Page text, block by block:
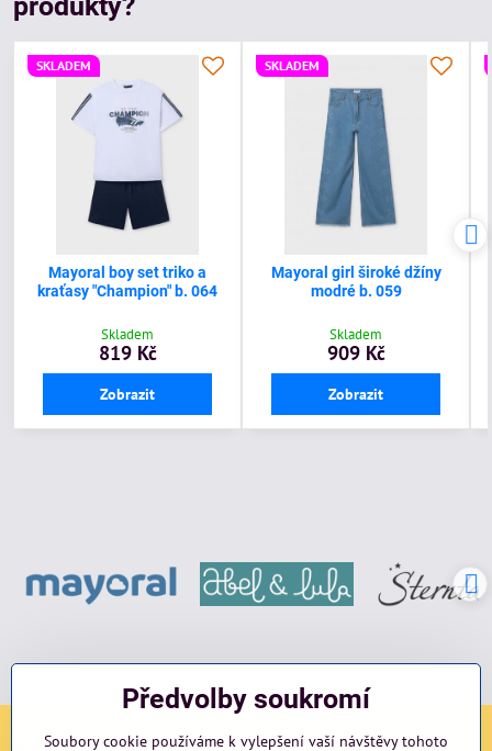
SKLADEM
Mayoral boy set triko a
kraťasy "Champion" b. 064
Skladem
819 Kč
Zobrazit
SKLADEM
Mayoral girl široké džíny
modré b. 059
Skladem
909 Kč
Zobrazit
Předvolby soukromí
Soubory cookie používáme k vylepšení vaší návštěvy tohoto